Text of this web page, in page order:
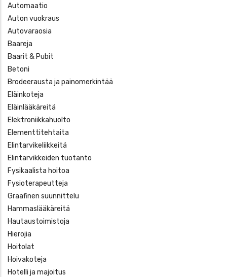
Automaatio
Auton vuokraus
Autovaraosia
Baareja
Baarit & Pubit
Betoni
Brodeerausta ja painomerkintää
Eläinkoteja
Eläinlääkäreitä
Elektroniikkahuolto
Elementtitehtaita
Elintarvikeliikkeitä
Elintarvikkeiden tuotanto
Fysikaalista hoitoa
Fysioterapeutteja
Graafinen suunnittelu
Hammaslääkäreitä
Hautaustoimistoja
Hierojia
Hoitolat
Hoivakoteja
Hotelli ja majoitus